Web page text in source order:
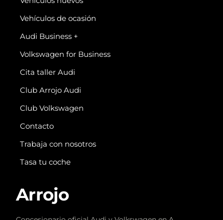
Vehículos de ocasión
Audi Business +
Volkswagen for Business
Cita taller Audi
Club Arrojo Audi
Club Volkswagen
Contacto
Trabaja con nosotros
Tasa tu coche
Arrojo